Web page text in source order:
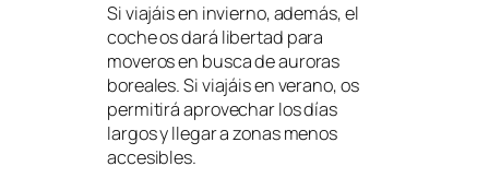
Si viajáis en invierno, además, el
coche os dará libertad para
moveros en busca de auroras
boreales. Si viajáis en verano, os
permitirá aprovechar los días
largos y llegar a zonas menos
accesibles.